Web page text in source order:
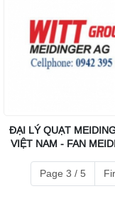
ĐẠI LÝ QUẠT
VIỆT NAM - FAN
Page 3 / 5